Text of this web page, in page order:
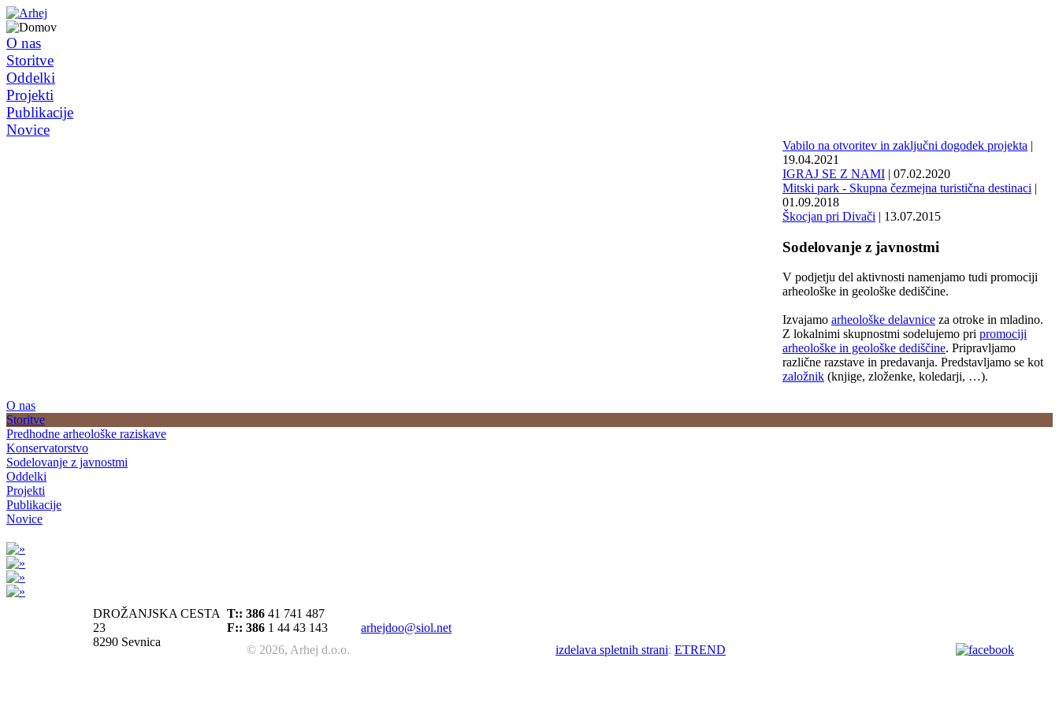
O nas
Storitve
Oddelki
Projekti
Publikacije
Novice
O nas
Storitve
Predhodne arheološke raziskave
Konservatorstvo
Sodelovanje z javnostmi
Oddelki
Projekti
Publikacije
Novice
Vabilo na otvoritev in zaključni dogodek projekta |
19.04.2021
IGRAJ SE Z NAMI | 07.02.2020
Mitski park - Skupna čezmejna turistična destinaci |
01.09.2018
Škocjan pri Divači | 13.07.2015
Sodelovanje z javnostmi
V podjetju del aktivnosti namenjamo tudi promociji
arheološke in geološke dediščine.
Izvajamo arheološke delavnice za otroke in mladino.
Z lokalnimi skupnostmi sodelujemo pri promociji
arheološke in geološke dediščine. Pripravljamo
različne razstave in predavanja. Predstavljamo se kot
založnik (knjige, zloženke, koledarji, …).
DROŽANJSKA CESTA
23
8290 Sevnica
T:: 386 41 741 487
F:: 386 1 44 43 143
arhejdoo@siol.net
© 2026, Arhej d.o.o.
izdelava spletnih strani: ETREND